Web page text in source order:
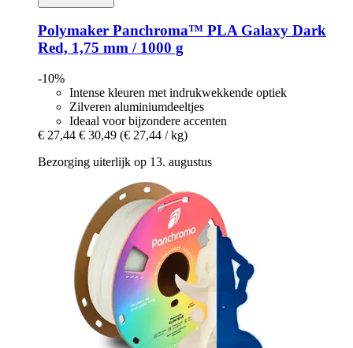
Polymaker Panchroma™ PLA Galaxy Dark
Red, 1,75 mm / 1000 g
-10%
Intense kleuren met indrukwekkende optiek
Zilveren aluminiumdeeltjes
Ideaal voor bijzondere accenten
€ 27,44 € 30,49 (€ 27,44 / kg)
Bezorging uiterlijk op 13. augustus